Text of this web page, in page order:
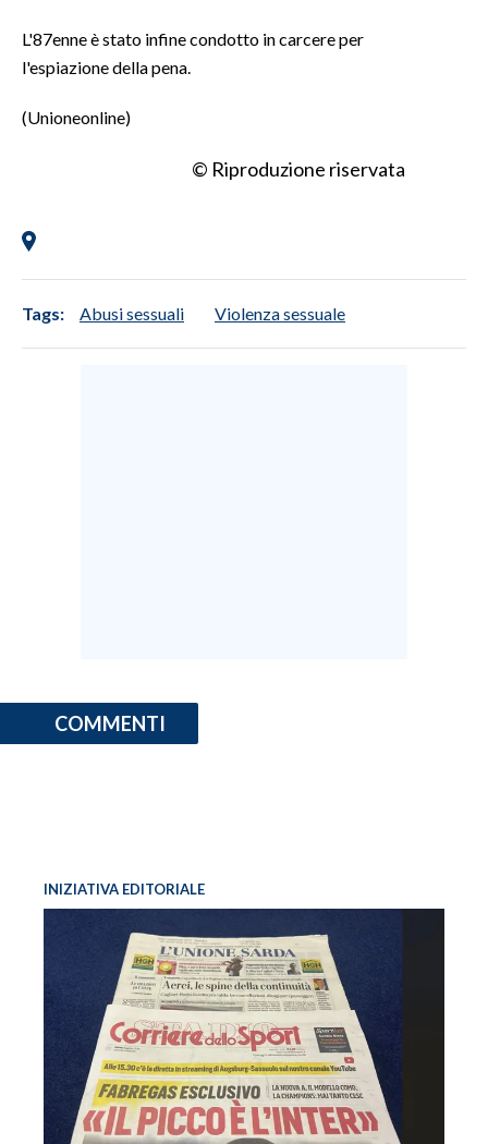
L'87enne è stato infine condotto in carcere per
l'espiazione della pena.
(Unioneonline)
© Riproduzione riservata
Tags: Abusi sessuali Violenza sessuale
COMMENTI
INIZIATIVA EDITORIALE